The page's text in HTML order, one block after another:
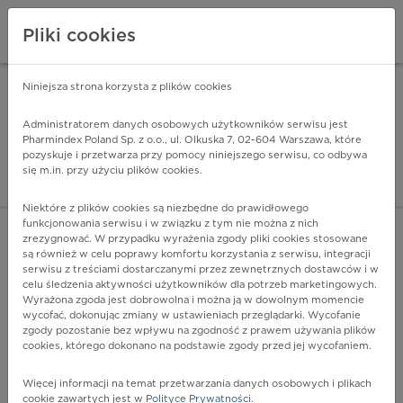
Pharmindex - lider
ZALOGUJ SIĘ
B18.9 - Przewlekłe wirusowe zapalenie wątroby,
nieokreślone
Więcej na lekiicd10.pl
Pliki cookies
Niniejsza strona korzysta z plików cookies
Administratorem danych osobowych użytkowników serwisu jest
Pharmindex Poland Sp. z o.o., ul. Olkuska 7, 02-604 Warszawa, które
pozyskuje i przetwarza przy pomocy niniejszego serwisu, co odbywa
się m.in. przy użyciu plików cookies.
Niektóre z plików cookies są niezbędne do prawidłowego
funkcjonowania serwisu i w związku z tym nie można z nich
zrezygnować. W przypadku wyrażenia zgody pliki cookies stosowane
są również w celu poprawy komfortu korzystania z serwisu, integracji
serwisu z treściami dostarczanymi przez zewnętrznych dostawców i w
celu śledzenia aktywności użytkowników dla potrzeb marketingowych.
Wyrażona zgoda jest dobrowolna i można ją w dowolnym momencie
wycofać, dokonując zmiany w ustawieniach przeglądarki. Wycofanie
zgody pozostanie bez wpływu na zgodność z prawem używania plików
cookies, którego dokonano na podstawie zgody przed jej wycofaniem.
Więcej informacji na temat przetwarzania danych osobowych i plikach
cookie zawartych jest w Polityce Prywatności.
ZA DARMO - w Google Play INSTALUJ